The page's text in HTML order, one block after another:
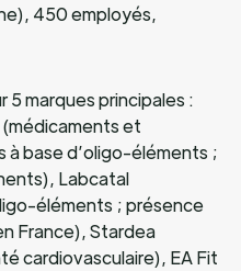
450 employés,
5 marques principales :
et
à base d’oligo-éléments ;
Labcatal
éléments ; présence
France), Stardea
cardiovasculaire), EA Fit